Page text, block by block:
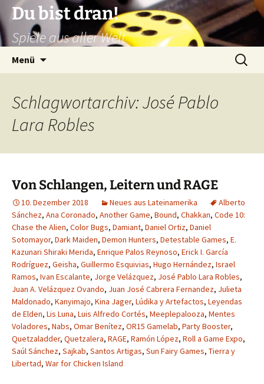
Zum
Inhalt
springen
Du bist dran!
Spiele aus aller Welt
Menü
Suchen
nach:
Schlagwortarchiv: José Pablo
Lara Robles
Von Schlangen, Leitern und RAGE
10. Dezember 2018 Neues aus Lateinamerika
Alberto
Sánchez, Ana Coronado, Another Game, Bound, Chakkan, Code 10:
Chase the Alien, Color Bugs, Damiant, Daniel Ortiz, Daniel
Sotomayor, Dark Maiden, Demon Hunters, Detestable Games, E.
Kazunari Shiraki Merida, Enrique Palos Reynoso, Erick I. García
Rodríguez, Geisha, Guillermo Esquivias, Hugo Hernández, Israel
Ramos, Ivan Escalante, Jorge Velázquez, José Pablo Lara Robles,
Juan A. Velázquez Ovando, Juan José Cabrera Fernandez, Julieta
Maldonado, Kanyimajo, Kina Jager, Lúdika y Artefactos, Leyendas
de Elden, Lis Luna, Luis Alfredo Cortés, Meeplepalooza, Mentes
Voladores, Nabs, Omar Benítez, OR15 Gamelab, Party Booster,
Quetzaladder, Quetzalera, RAGE, Ramón López, Roll a Game Expo,
Saúl Sánchez, Sajkab, Santos Artigas, Sun Fairy Games, Tierra y
Libertad, War for Chicken Island